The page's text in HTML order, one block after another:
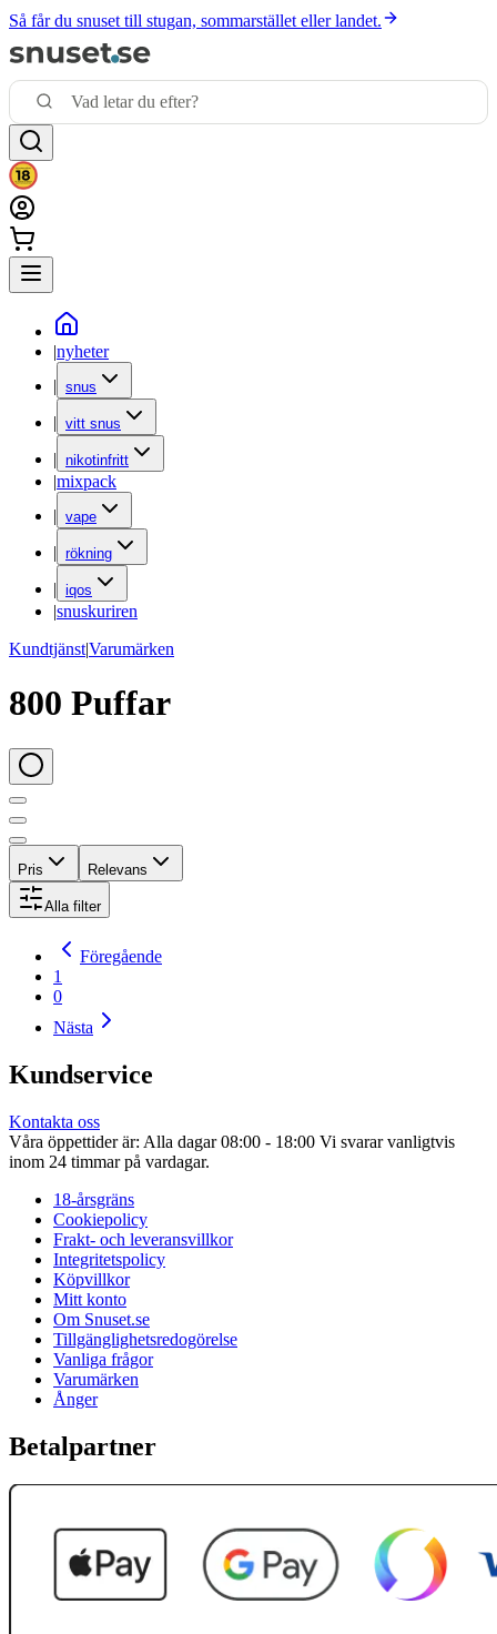
Så får du snuset till stugan, sommarstället eller landet.
|nyheter
| snus
| vitt snus
| nikotinfritt
|mixpack
| vape
| rökning
| iqos
|snuskuriren
Kundtjänst|Varumärken
800 Puffar
Pris Relevans
Alla filter
Föregående
1
0
Nästa
Kundservice
Kontakta oss
Våra öppettider är: Alla dagar 08:00 - 18:00 Vi svarar vanligtvis
inom 24 timmar på vardagar.
18-årsgräns
Cookiepolicy
Frakt- och leveransvillkor
Integritetspolicy
Köpvillkor
Mitt konto
Om Snuset.se
Tillgänglighetsredogörelse
Vanliga frågor
Varumärken
Ånger
Betalpartner